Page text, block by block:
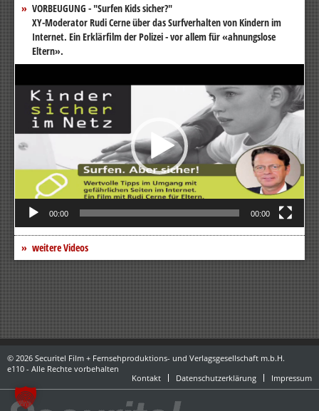
VORBEUGUNG - "Surfen Kids sicher?"
XY-Moderator Rudi Cerne über das Surfverhalten von Kindern im
Internet. Ein Erklärfilm der Polizei - vor allem für «ahnungslose
Eltern».
Video-
00:00 00:00
weitere Videos
© 2026 Securitel Film + Fernsehproduktions- und Verlagsgesellschaft m.b.H.
e110 - Alle Rechte vorbehalten
Kontakt
Datenschutzerklärung Impressum